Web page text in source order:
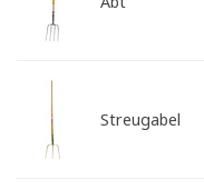
Streugabel